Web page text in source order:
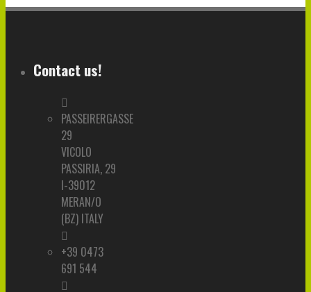
Contact us!
PASSEIRERGASSE
29
VICOLO
PASSIRIA, 29
I-39012
MERAN/O
(BZ) ITALY
+39 0473
691 544